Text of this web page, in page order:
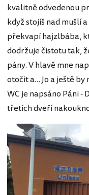
kvalitně odvedenou
když stojíš nad mušlí
překvapí hajzlbába,
dodržuje čistotu tak,
pány. V hlavě mne
otočit a… Jo a ještě
WC je napsáno Páni -
třetích dveří